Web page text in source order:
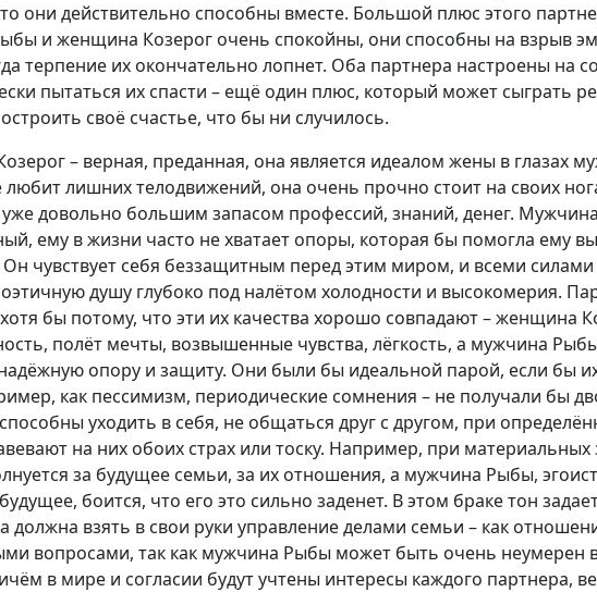
они действительно способны вместе. Большой плюс этого
и женщина Козерог очень спокойны, они способны на взрыв
терпение их окончательно лопнет. Оба партнера настроены на
пытаться их спасти – ещё один плюс, который может сыграть
своё счастье, что бы ни случилось.
– верная, преданная, она является идеалом жены в глазах
любит лишних телодвижений, она очень прочно стоит на своих
уже довольно большим запасом профессий, знаний, денег.
ему в жизни часто не хватает опоры, которая бы помогла ему
Он чувствует себя беззащитным перед этим миром, и всеми
душу глубоко под налётом холодности и высокомерия.
хотя бы потому, что эти их качества хорошо совпадают – женщина
полёт мечты, возвышенные чувства, лёгкость, а мужчина
опору и защиту. Они были бы идеальной парой, если бы
как пессимизм, периодические сомнения – не получали бы
уходить в себя, не общаться друг с другом, при
на них обоих страх или тоску. Например, при
за будущее семьи, за их отношения, а мужчина Рыбы,
боится, что его это сильно заденет. В этом браке тон
должна взять в свои руки управление делами семьи – как
вопросами, так как мужчина Рыбы может быть очень неумерен
в мире и согласии будут учтены интересы каждого партнера,